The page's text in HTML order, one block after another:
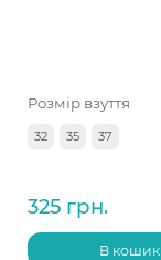
Розмір взуття
32 35 37
325 грн.
В кошик